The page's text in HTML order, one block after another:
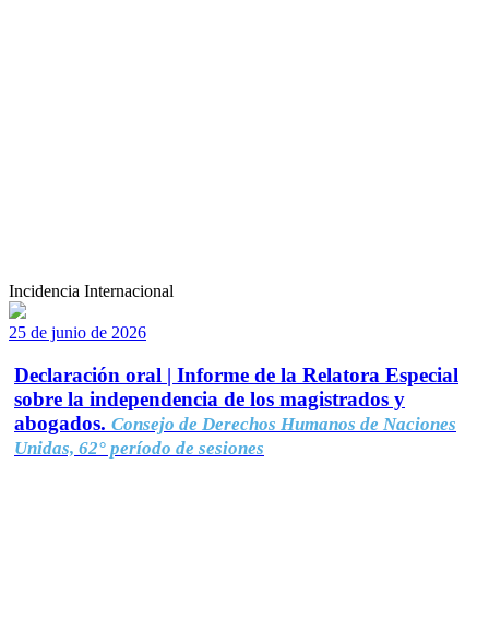
Incidencia Internacional
25 de junio de 2026
Declaración oral | Informe de la Relatora Especial
sobre la independencia de los magistrados y
abogados. Consejo de Derechos Humanos de Naciones
Unidas, 62° período de sesiones